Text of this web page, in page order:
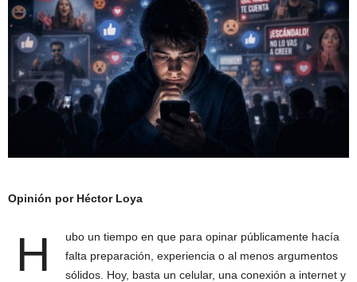
Opinión por Héctor Loya
H
ubo un tiempo en que para opinar públicamente hacía
falta preparación, experiencia o al menos argumentos
sólidos. Hoy, basta un celular, una conexión a internet y